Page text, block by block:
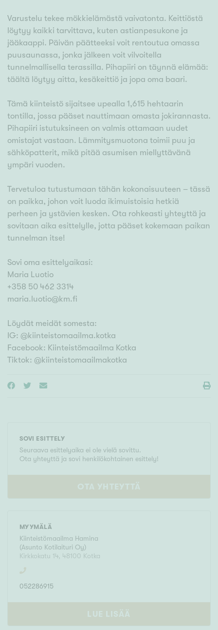
Varustelu tekee mökkielämästä vaivatonta. Keittiöstä
löytyy kaikki tarvittava, kuten astianpesukone ja
jääkaappi. Päivän päätteeksi voit rentoutua omassa
puusaunassa, jonka jälkeen voit vilvoitella
tunnelmallisella terassilla. Pihapiiri on täynnä elämää:
täältä löytyy aitta, kesäkeittiö ja jopa oma baari.
Tämä kiinteistö sijaitsee upealla 1,615 hehtaarin
tontilla, jossa pääset nauttimaan omasta jokirannasta.
Pihapiiri istutuksineen on valmis ottamaan uudet
omistajat vastaan. Lämmitysmuotona toimii puu ja
sähköpatterit, mikä pitää asumisen miellyttävänä
ympäri vuoden.
Tervetuloa tutustumaan tähän kokonaisuuteen – tässä
on paikka, johon voit luoda ikimuistoisia hetkiä
perheen ja ystävien kesken. Ota rohkeasti yhteyttä ja
sovitaan aika esittelylle, jotta pääset kokemaan paikan
tunnelman itse!
Sovi oma esittelyaikasi:
Maria Luotio
+358 50 462 3314
maria.luotio@km.fi
Löydät meidät somesta:
IG: @kiinteistomaailma.kotka
Facebook: Kiinteistömaailma Kotka
SOVI ESITTELY
Seuraava esittelyaika ei ole vielä sovittu.
Ota yhteyttä ja sovi henkilökohtainen esittely!
OTA YHTEYTTÄ
MYYMÄLÄ
Kiinteistömaailma Hamina
(Asunto Kotilaituri Oy)
Kirkkokatu 14, 48100 Kotka
052286915
LUE LISÄÄ